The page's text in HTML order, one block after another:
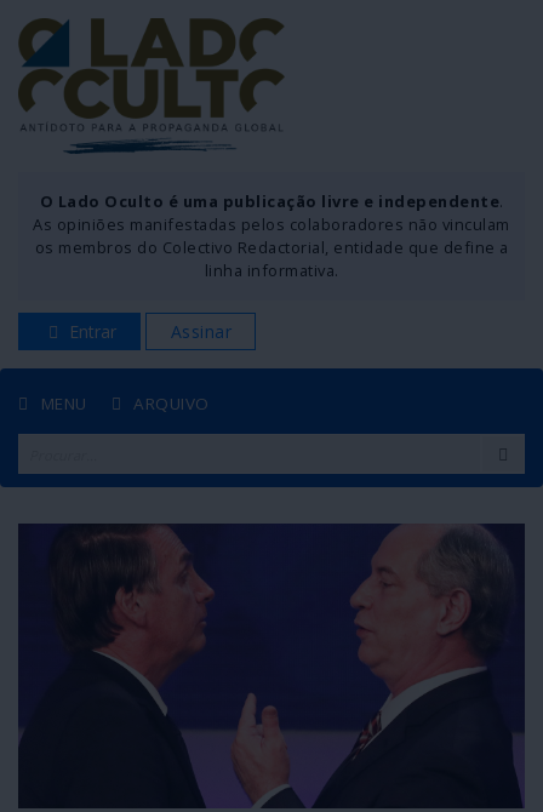
O Lado Oculto é uma publicação livre e independente.
As opiniões manifestadas pelos colaboradores não vinculam
os membros do Colectivo Redactorial, entidade que define a
linha informativa.
Entrar Assinar
MENU ARQUIVO